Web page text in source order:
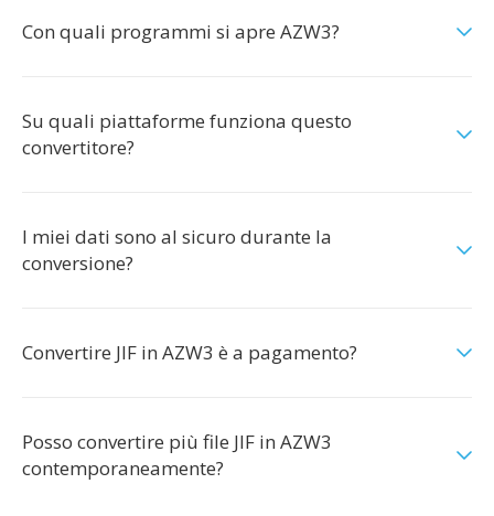
Con quali programmi si apre AZW3?
Su quali piattaforme funziona questo
convertitore?
I miei dati sono al sicuro durante la
conversione?
Convertire JIF in AZW3 è a pagamento?
Posso convertire più file JIF in AZW3
contemporaneamente?